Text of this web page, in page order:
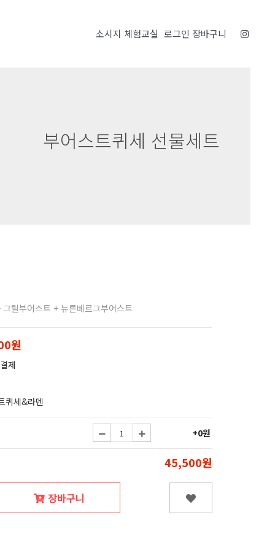
소시지 체험교실 로그인 장바구니
부어스트퀴세 선물세트
릴부어스트 + 뉴른베르그부어스트
원
제
퀴세&라덴
+0원
45,500원
장바구니